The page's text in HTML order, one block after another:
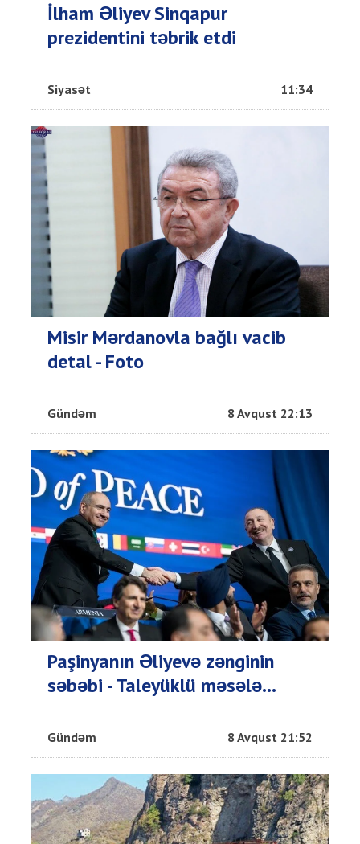
İlham Əliyev Sinqapur
prezidentini təbrik etdi
Siyasət 11:34
Misir Mərdanovla bağlı vacib
detal - Foto
Gündəm 8 Avqust 22:13
Paşinyanın Əliyevə zənginin
səbəbi - Taleyüklü məsələ...
Gündəm 8 Avqust 21:52